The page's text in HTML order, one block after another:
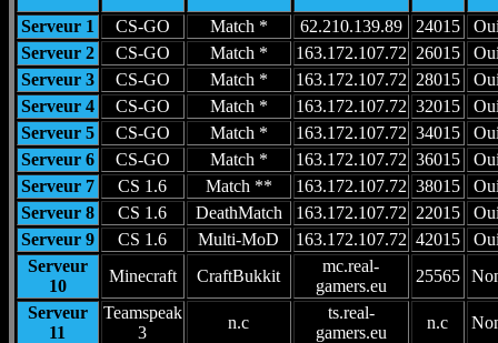
Serveur 1
CS-GO Match * 62.210.139.89 24015
Serveur 2
CS-GO Match * 163.172.107.72 26015
Serveur 3
CS-GO Match * 163.172.107.72 28015
Serveur 4
CS-GO Match * 163.172.107.72 32015
Serveur 5
CS-GO Match * 163.172.107.72 34015
Serveur 6
CS-GO Match * 163.172.107.72 36015
Serveur 7
CS 1.6 Match ** 163.172.107.72 38015
Serveur 8
CS 1.6 DeathMatch 163.172.107.72 22015
Serveur 9
CS 1.6 Multi-MoD 163.172.107.72 42015
Serveur
10
Minecraft CraftBukkit
mc.real-
gamers.eu
25565
Serveur
11
Teamspeak
3
n.c
ts.real-
gamers.eu
n.c